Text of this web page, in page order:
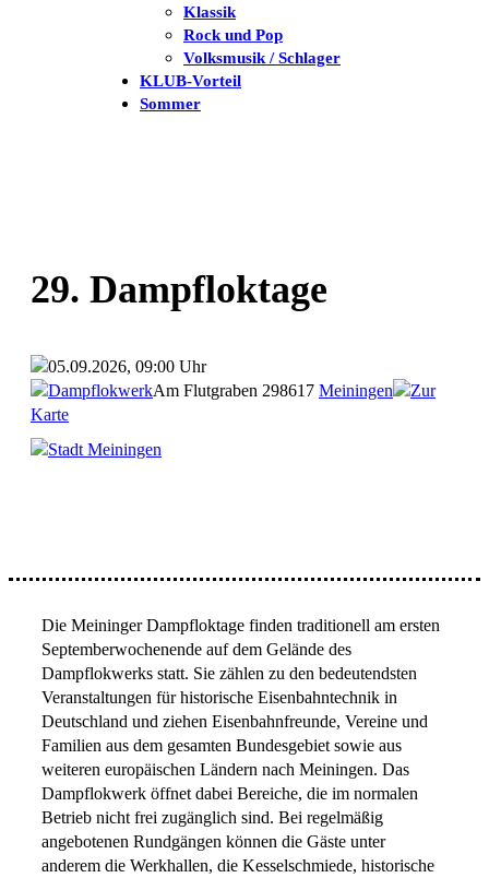
Klassik
Rock und Pop
Volksmusik / Schlager
KLUB-Vorteil
Sommer
29. Dampfloktage
05.09.2026, 09:00 Uhr
DampflokwerkAm Flutgraben 298617 Meiningen
Zur
Karte
Stadt Meiningen
Die Meininger Dampfloktage finden traditionell am ersten
Septemberwochenende auf dem Gelände des
Dampflokwerks statt. Sie zählen zu den bedeutendsten
Veranstaltungen für historische Eisenbahntechnik in
Deutschland und ziehen Eisenbahnfreunde, Vereine und
Familien aus dem gesamten Bundesgebiet sowie aus
weiteren europäischen Ländern nach Meiningen. Das
Dampflokwerk öffnet dabei Bereiche, die im normalen
Betrieb nicht frei zugänglich sind. Bei regelmäßig
angebotenen Rundgängen können die Gäste unter
anderem die Werkhallen, die Kesselschmiede, historische